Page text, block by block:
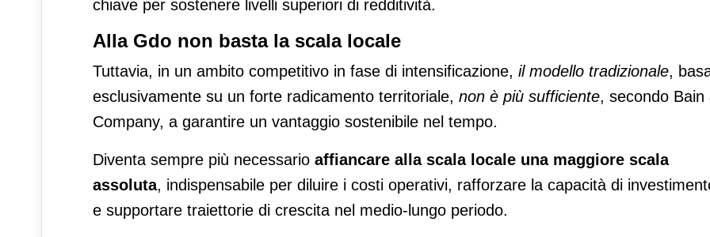
chiave per sostenere livelli superiori di redditività.
Alla Gdo non basta la scala locale
Tuttavia, in un ambito competitivo in fase di intensificazione, il modello tradizionale,
esclusivamente su un forte radicamento territoriale, non è più sufficiente, secondo Bain
Company, a garantire un vantaggio sostenibile nel tempo.
Diventa sempre più necessario affiancare alla scala locale una maggiore scala
assoluta, indispensabile per diluire i costi operativi, rafforzare la capacità di
e supportare traiettorie di crescita nel medio-lungo periodo.